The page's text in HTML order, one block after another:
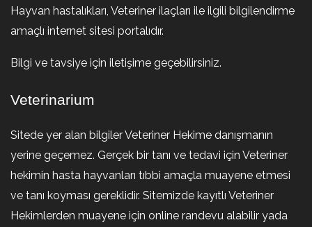
Hayvan hastalıkları, Veteriner ilaçları ile ilgili bilgilendirme
amaçlı internet sitesi portalıdır.
Bilgi ve tavsiye için iletişime geçebilirsiniz.
Veterinarium
Sitede yer alan bilgiler Veteriner Hekime danışmanın
yerine geçemez. Gerçek bir tanı ve tedavi için Veteriner
hekimin hasta hayvanları tıbbi amaçla muayene etmesi
ve tanı koyması gereklidir. Sitemizde kayıtlı Veteriner
Hekimlerden muayene için online randevu alabilir yada